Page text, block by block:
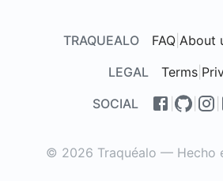
TRAQUEALO FAQ| About
LEGAL
Terms
SOCIAL
© 2026 Traquéalo — Hecho